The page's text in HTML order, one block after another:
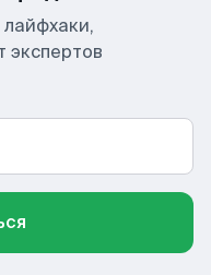
экспертов